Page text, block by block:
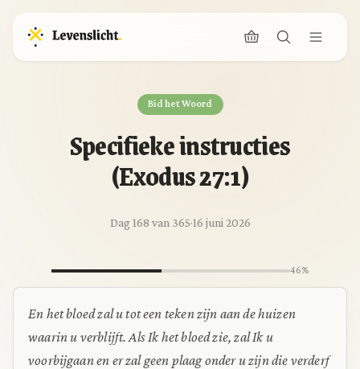
Bid het Woord
Specifieke instructies
(Exodus 27:1)
Dag 168 van 365·16 juni 2026
46%
En het bloed zal u tot een teken zijn aan de huizen
waarin u verblijft. Als Ik het bloed zie, zal Ik u
voorbijgaan en er zal geen plaag onder u zijn die verderf